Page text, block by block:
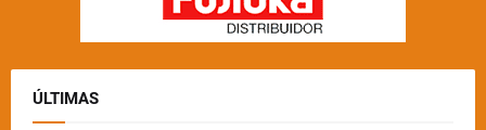
ÚLTIMAS